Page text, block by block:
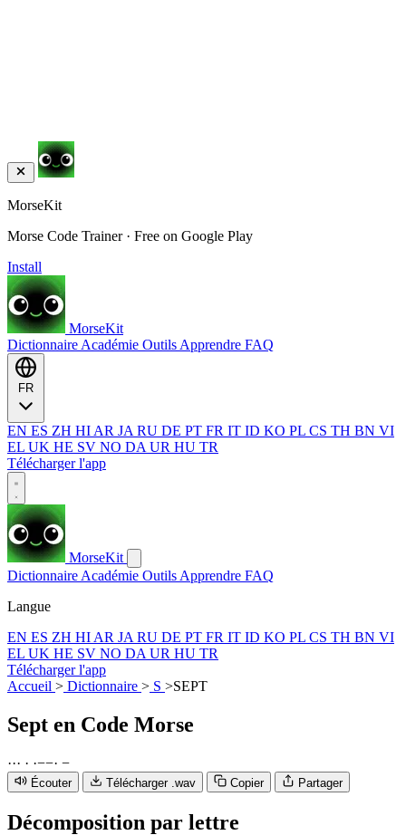
MorseKit
Morse Code Trainer · Free on Google Play
Install
MorseKit
Dictionnaire Académie Outils Apprendre FAQ
EN ES ZH HI AR JA RU DE PT FR IT ID KO PL CS TH BN VI
EL UK HE SV NO DA UR HU TR
Télécharger l'app
MorseKit
Dictionnaire Académie Outils Apprendre FAQ
Langue
EN ES ZH HI AR JA RU DE PT FR IT ID KO PL CS TH BN VI
EL UK HE SV NO DA UR HU TR
Télécharger l'app
Accueil > Dictionnaire > S >SEPT
Sept en Code Morse
··· · ·−−· −
Écouter Télécharger .wav Copier Partager
Décomposition par lettre